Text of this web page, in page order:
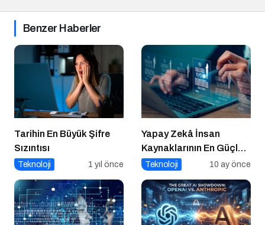
Benzer Haberler
Tarihin En Büyük Şifre
Sızıntısı
Teknoloji 1 yıl önce
Yapay Zekâ İnsan
Kaynaklarının En Güçlü
Stratejik Ortağına
Teknoloji 10 ay önce